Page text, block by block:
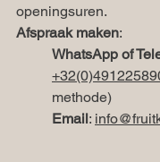
openingsuren.
Afspraak maken:
WhatsApp of
methode)
Email: